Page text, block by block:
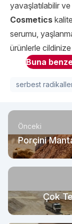
yavaşlatılabilir ve
Cosmetics
serumu,
ürünlerle cildinize
Buna
serbest
Önceki
Porçini
Çok